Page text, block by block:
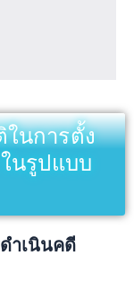
ในการตั้ง
นรูปแบบ
ำเนินคดี